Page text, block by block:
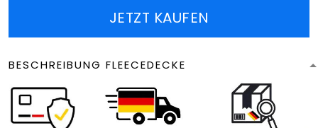
JETZT KAUFEN
BESCHREIBUNG FLEECEDECKE